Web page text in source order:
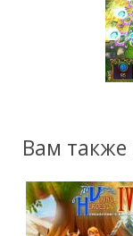
Вам